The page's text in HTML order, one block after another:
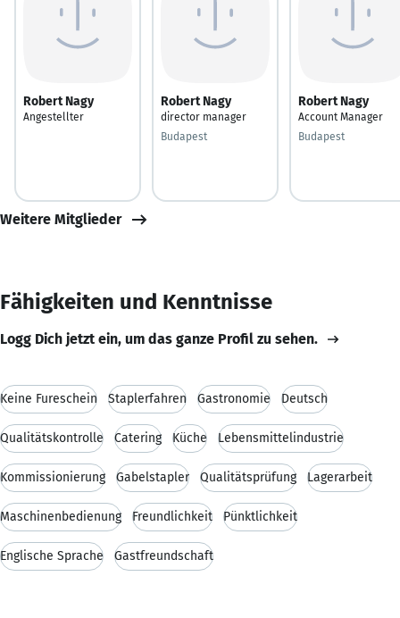
Robert Nagy
Angestellter
Robert Nagy
director manager
Budapest
Robert Nagy
Account Manager
Budapest
Weitere Mitglieder
Fähigkeiten und Kenntnisse
Logg Dich jetzt ein, um das ganze Profil zu sehen.
Keine Fureschein Staplerfahren Gastronomie Deutsch
Qualitätskontrolle Catering Küche Lebensmittelindustrie
Kommissionierung Gabelstapler Qualitätsprüfung Lagerarbeit
Maschinenbedienung Freundlichkeit Pünktlichkeit
Englische Sprache Gastfreundschaft